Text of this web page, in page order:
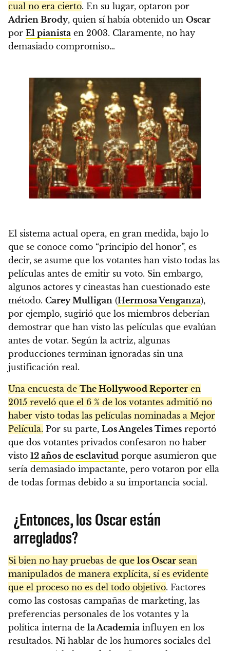
cual no era cierto. En su lugar, optaron por
Adrien Brody, quien sí había obtenido un Oscar
por El pianista en 2003. Claramente, no hay
demasiado compromiso…
El sistema actual opera, en gran medida, bajo lo
que se conoce como “principio del honor”, es
decir, se asume que los votantes han visto todas las
películas antes de emitir su voto. Sin embargo,
algunos actores y cineastas han cuestionado este
método. Carey Mulligan (Hermosa Venganza),
por ejemplo, sugirió que los miembros deberían
demostrar que han visto las películas que evalúan
antes de votar. Según la actriz, algunas
producciones terminan ignoradas sin una
justificación real.
Una encuesta de The Hollywood Reporter en
2015 reveló que el 6 % de los votantes admitió no
haber visto todas las películas nominadas a Mejor
Película. Por su parte, Los Angeles Times reportó
que dos votantes privados confesaron no haber
visto 12 años de esclavitud porque asumieron que
sería demasiado impactante, pero votaron por ella
de todas formas debido a su importancia social.
¿Entonces, los Oscar están
arreglados?
Si bien no hay pruebas de que los Oscar sean
manipulados de manera explícita, sí es evidente
que el proceso no es del todo objetivo. Factores
como las costosas campañas de marketing, las
preferencias personales de los votantes y la
política interna de la Academia influyen en los
resultados. Ni hablar de los humores sociales del